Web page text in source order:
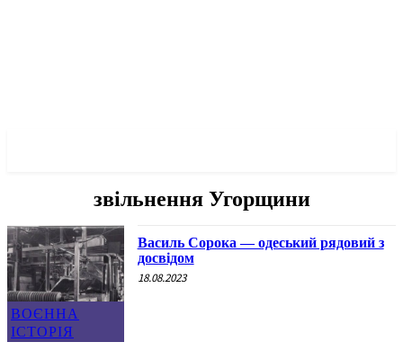
звільнення Угорщини
ВОЄННА
ІСТОРІЯ
Василь Сорока — одеський рядовий з
досвідом
18.08.2023